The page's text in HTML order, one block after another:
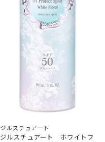
ジルスチュアート
ジルスチュアート ホワイトフ